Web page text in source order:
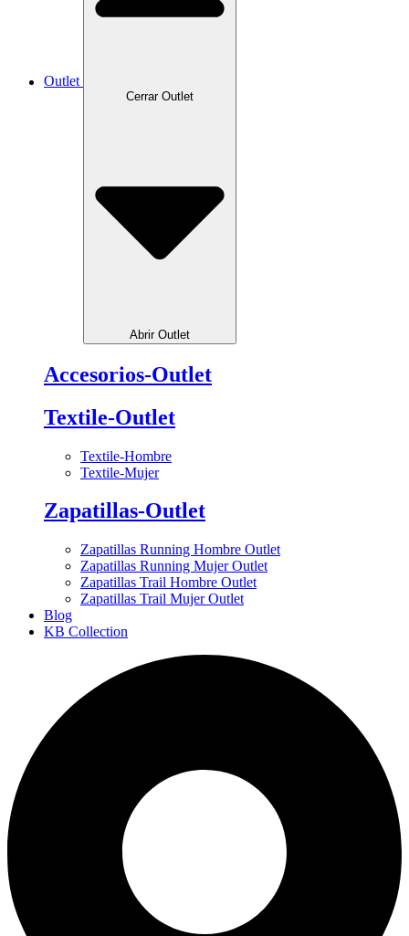
Outlet
Cerrar Outlet
Abrir Outlet
Accesorios-Outlet
Textile-Outlet
Textile-Hombre
Textile-Mujer
Zapatillas-Outlet
Zapatillas Running Hombre Outlet
Zapatillas Running Mujer Outlet
Zapatillas Trail Hombre Outlet
Zapatillas Trail Mujer Outlet
Blog
KB Collection